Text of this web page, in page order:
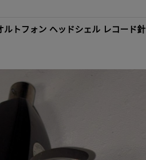
トフォン ヘッドシェル レコード針